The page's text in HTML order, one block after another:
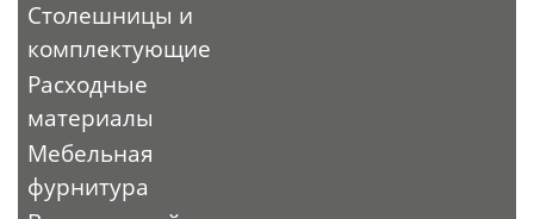
Столешницы и
комплектующие
Расходные
материалы
Мебельная
фурнитура